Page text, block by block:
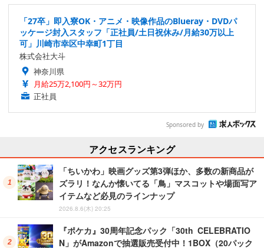
「27卒」即入寮OK・アニメ・映像作品のBlueray・DVDパ
ッケージ封入スタッフ「正社員/土日祝休み/月給30万以上
可」川崎市幸区中幸町1丁目
株式会社大斗
神奈川県
月給25万2,100円～32万円
正社員
Sponsored by
アクセスランキング
「ちいかわ」映画グッズ第3弾ほか、多数の新商品が
ズラリ！なんか懐いてる「鳥」マスコットや場面写ア
イテムなど必見のラインナップ
2026.8.6(木) 20:25
『ポケカ』30周年記念パック「30th CELEBRATIO
N」がAmazonで抽選販売受付中！1BOX（20パック